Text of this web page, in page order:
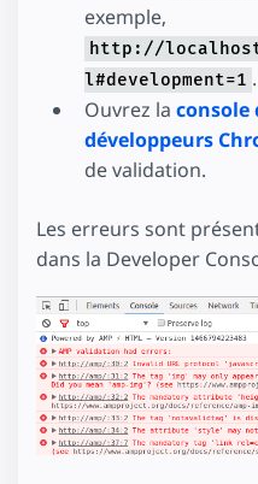
exemple,
http://
l#development=1 .
Ouvrez la console
développeurs
de validation.
Les erreurs sont
dans la Developer